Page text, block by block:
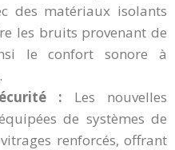
des matériaux isolants
les bruits provenant de
le confort sonore à
: Les nouvelles
de systèmes de
renforcés, offrant